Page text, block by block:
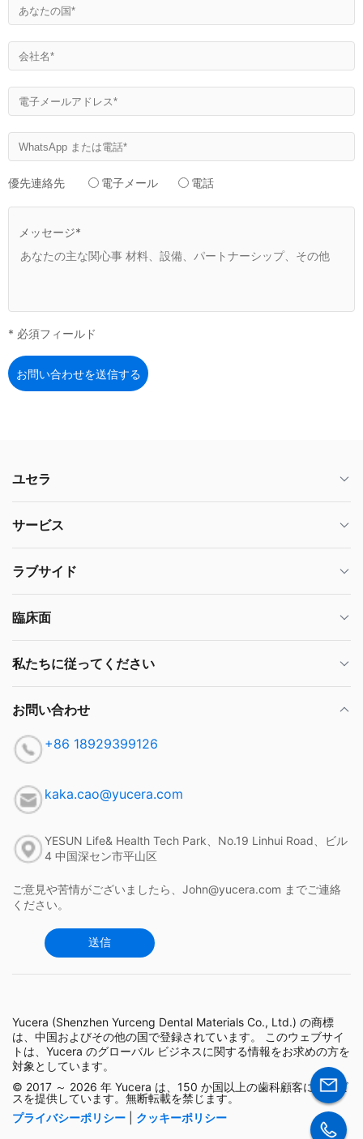
優先連絡先 電子メール 電話
メッセージ*
* 必須フィールド
お問い合わせを送信する
ユセラ
サービス
ラブサイド
臨床面
私たちに従ってください
お問い合わせ
+86 18929399126
kaka.cao@yucera.com
YESUN Life& Health Tech Park、No.19 Linhui Road、ビル
4 中国深セン市平山区
ご意見や苦情がございましたら、John@yucera.com までご連絡
ください。
送信
Yucera (Shenzhen Yurceng Dental Materials Co., Ltd.) の商標
は、中国およびその他の国で登録されています。 このウェブサイ
トは、Yucera のグローバル ビジネスに関する情報をお求めの方を
対象としています。
© 2017 ～ 2026 年 Yucera は、150 か国以上の歯科顧客にサービ
スを提供しています。無断転載を禁じます。
プライバシーポリシー
クッキーポリシー